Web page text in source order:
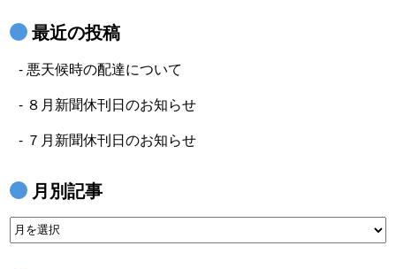
最近の投稿
悪天候時の配達について
８月新聞休刊日のお知らせ
７月新聞休刊日のお知らせ
月別記事
月
別